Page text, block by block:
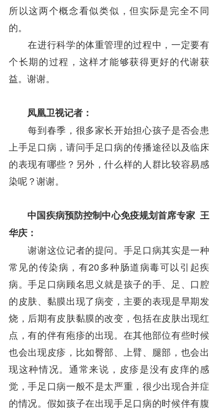
所以这两个概念看似类似，但实际是完全不同
的。
在进行科学的体重管理的过程中，一定要有
个长期的过程，这样才能够获得更好的代谢获
益。谢谢。
凤凰卫视记者：
每到春季，很多家长开始担心孩子是否会患
上手足口病，请问手足口病的传播途径以及临床
的表现有哪些？另外，什么样的人群比较容易感
染呢？谢谢。
中国疾病预防控制中心免疫规划首席专家 王
华庆：
谢谢这位记者的提问。手足口病其实是一种
常见的传染病，有20多种肠道病毒可以引起疾
病。手足口病顾名思义就是孩子的手、足、口腔
的皮肤、黏膜出现了病变，主要的表现是早期发
烧，后期有皮肤黏膜的改变，包括在皮肤出现红
点，有的伴有疱疹的出现。在其他部位有些时候
也会出现皮疹，比如臀部、上臂、腿部，也会出
现这种情况。通常来说，皮疹是没有皮痒的感
觉，手足口病一般不是太严重，很少出现合并症
的情况。假如孩子在出现手足口病的时候伴有腹